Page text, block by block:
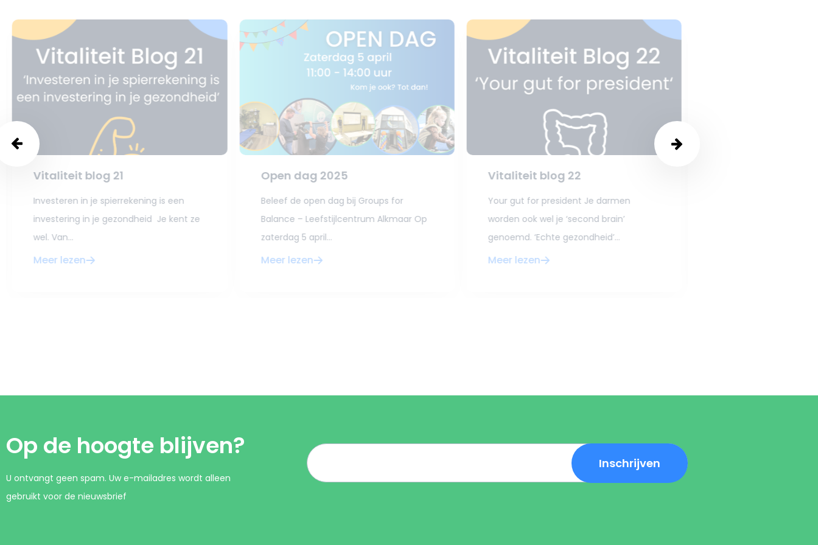
Vitaliteit blog 21
Investeren in je spierrekening is een
investering in je gezondheid Je kent ze
wel. Van...
Meer lezen
Open dag 2025
Beleef de open dag bij Groups for
Balance – Leefstijlcentrum Alkmaar Op
zaterdag 5 april...
Meer lezen
Vitaliteit blog 22
Your gut for president Je darmen
worden ook wel je ‘second brain’
genoemd. ‘Echte gezondheid’...
Meer lezen
Op de hoogte blijven?
U ontvangt geen spam. Uw e-mailadres wordt alleen
gebruikt voor de nieuwsbrief